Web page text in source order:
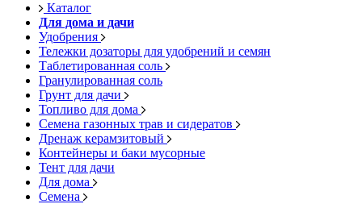
Каталог
Для дома и дачи
Удобрения
Тележки дозаторы для удобрений и семян
Таблетированная соль
Гранулированная соль
Грунт для дачи
Топливо для дома
Семена газонных трав и сидератов
Дренаж керамзитовый
Контейнеры и баки мусорные
Тент для дачи
Для дома
Семена